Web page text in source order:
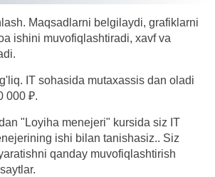
Maqsadlarni belgilaydi, grafiklarni
ishini muvofiqlashtiradi, xavf va
IT sohasida mutaxassis dan oladi
000 ₽.
"Loyiha menejeri" kursida siz IT
ishi bilan tanishasiz.. Siz
qanday muvofiqlashtirish